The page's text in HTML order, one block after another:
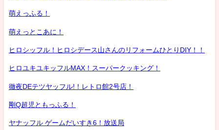
萌えっふる！
萌えっとこあに！
ヒロシッフル！ヒロシデース山さんのリフォームひとりDIY！！
ヒロユキユキッフルMAX！スーパークッキング！
徹夜DEテツヤッフル!！レトロ館2号店！
剛Q超児ともっふる！
ヤナッフル ゲームだいすき6！放送局